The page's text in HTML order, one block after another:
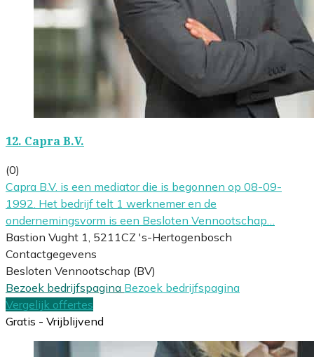
12. Capra B.V.
(0)
Capra B.V. is een mediator die is begonnen op 08-09-
1992. Het bedrijf telt 1 werknemer en de
ondernemingsvorm is een Besloten Vennootschap…
Bastion Vught 1, 5211CZ 's-Hertogenbosch
Contactgegevens
Besloten Vennootschap (BV)
Bezoek bedrijfspagina Bezoek bedrijfspagina
Vergelijk offertes
Gratis - Vrijblijvend